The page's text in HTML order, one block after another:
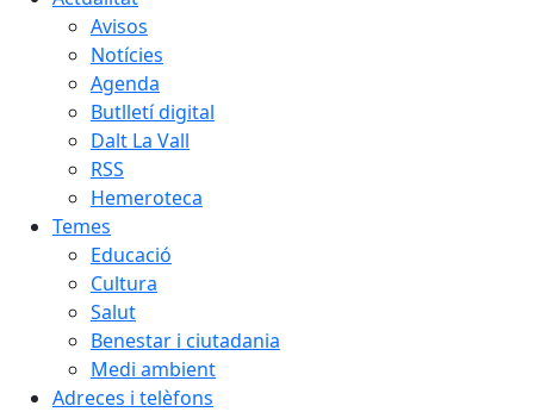
Avisos
Notícies
Agenda
Butlletí digital
Dalt La Vall
RSS
Hemeroteca
Temes
Educació
Cultura
Salut
Benestar i ciutadania
Medi ambient
Adreces i telèfons